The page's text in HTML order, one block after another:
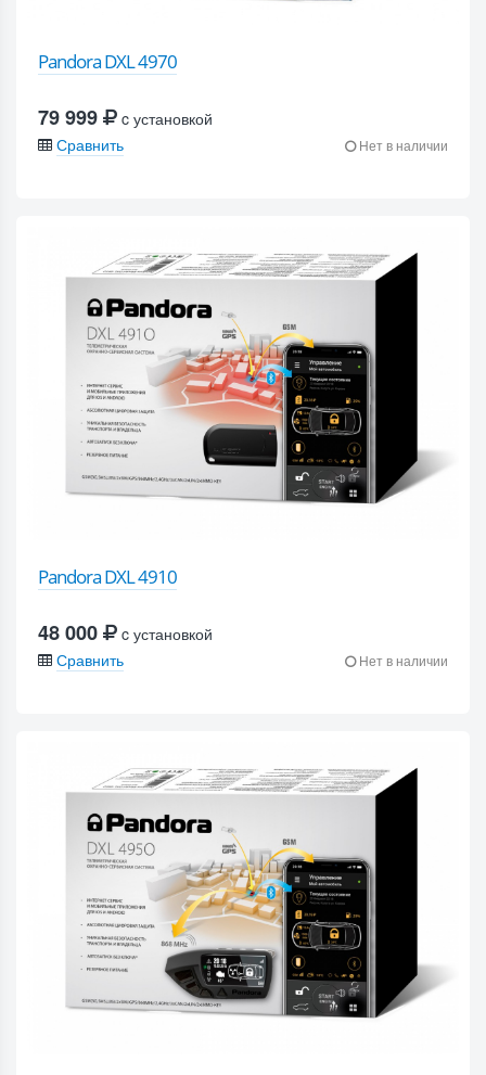
Pandora DXL 4970
79 999
c установкой
Сравнить
Нет в наличии
Pandora DXL 4910
48 000
c установкой
Сравнить
Нет в наличии